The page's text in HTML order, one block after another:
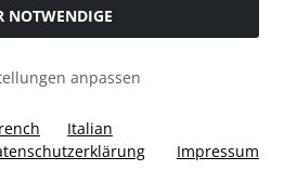
NOTWENDIGE
anpassen
Italian
Impressum